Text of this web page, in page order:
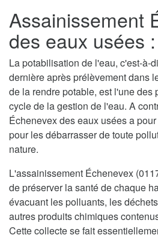
Assainissement
des eaux usées
La potabilisation de l'eau, c'est-à-
dernière après prélèvement dans
de la rendre potable, est l'une des
cycle de la gestion de l'eau. A
Échenevex des eaux usées a
pour les débarrasser de toute
nature.
L'assainissement Échenevex
de préserver la santé de chaque
évacuant les polluants, les
autres produits chimiques
Cette collecte se fait